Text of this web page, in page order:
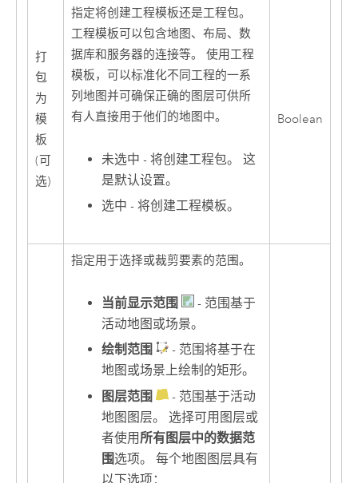
打
包
为
模
板
(可
选)
指定将创建工程模板还是工程包。
工程模板可以包含地图、布局、数
据库和服务器的连接等。 使用工程
模板，可以标准化不同工程的一系
列地图并可确保正确的图层可供所
有人直接用于他们的地图中。
未选中 - 将创建工程包。 这
是默认设置。
选中 - 将创建工程模板。
Boolean
指定用于选择或裁剪要素的范围。
当前显示范围
- 范围基于
活动地图或场景。
绘制范围
- 范围将基于在
地图或场景上绘制的矩形。
图层范围
- 范围基于活动
地图图层。 选择可用图层或
者使用所有图层中的数据范
围选项。 每个地图图层具有
以下选项：